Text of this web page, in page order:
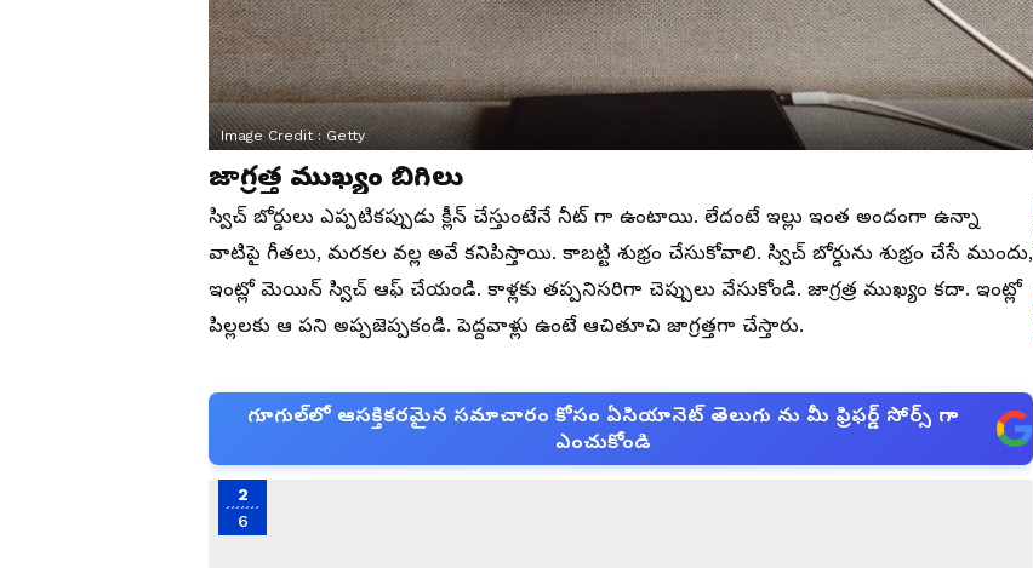
Image Credit :Getty
జాగ్రత్త ముఖ్యం బిగిలు
స్విచ్ బోర్డులు ఎప్పటికప్పుడు క్లీన్ చేస్తుంటేనే నీట్ గా ఉంటాయి. లేదంటే ఇల్లు ఇంత అందంగా ఉన్నా
వాటిపై గీతలు, మరకల వల్ల అవే కనిపిస్తాయి. కాబట్టి శుభ్రం చేసుకోవాలి. స్విచ్ బోర్డును శుభ్రం చేసే ముందు,
ఇంట్లో మెయిన్ స్విచ్ ఆఫ్ చేయండి. కాళ్లకు తప్పనిసరిగా చెప్పులు వేసుకోండి. జాగ్రత్ర ముఖ్యం కదా. ఇంట్లో
పిల్లలకు ఆ పని అప్పజెప్పకండి. పెద్దవాళ్లు ఉంటే ఆచితూచి జాగ్రత్తగా చేస్తారు.
గూగుల్‌లో ఆసక్తికరమైన సమాచారం కోసం ఏసియానెట్ తెలుగు ను మీ ఫ్రిఫర్డ్ సోర్స్ గా
ఎంచుకోండి
2
6